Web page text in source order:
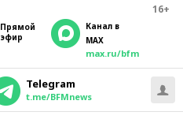
16+
прямой
эфир
Канал в
MAX
max.ru/bfm
Telegram
t.me/BFMnews